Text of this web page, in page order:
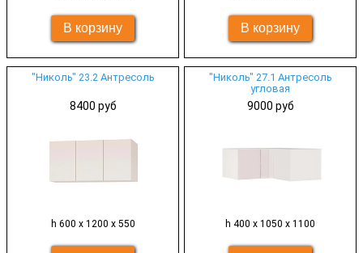
"Николь" 23.2 Антресоль
8400 руб
h 600 х 1200 х 550
"Николь" 27.1 Антресоль
угловая
9000 руб
h 400 х 1050 х 1100